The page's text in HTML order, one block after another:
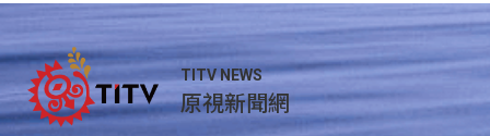
TITV NEWS
原視新聞網